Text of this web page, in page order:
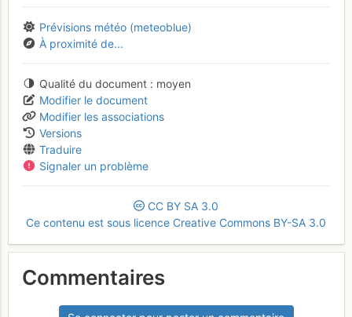
Prévisions météo (meteoblue)
À proximité de...
Qualité du document
moyen
Modifier le document
Modifier les associations
Versions
Traduire
Signaler un problème
CC BY SA 3.0
Ce contenu est sous licence Creative Commons BY-SA 3.0
Commentaires